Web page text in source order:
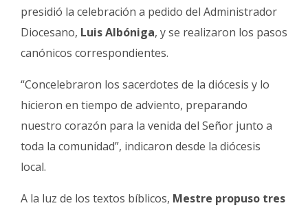
presidió la celebración a pedido del Administrador
Diocesano, Luis Albóniga, y se realizaron los pasos
canónicos correspondientes.
“Concelebraron los sacerdotes de la diócesis y lo
hicieron en tiempo de adviento, preparando
nuestro corazón para la venida del Señor junto a
toda la comunidad”, indicaron desde la diócesis
local.
A la luz de los textos bíblicos, Mestre propuso tres